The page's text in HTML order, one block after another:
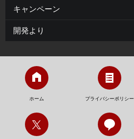
キャンペーン
開発より
ホーム プライバシーポリシー